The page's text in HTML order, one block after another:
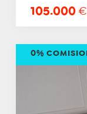
105.000 €
0%